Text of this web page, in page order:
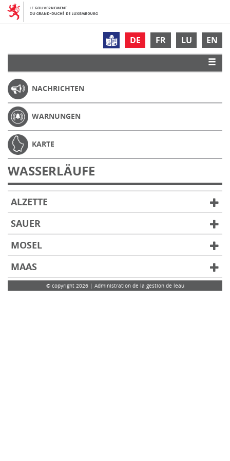
DE FR LU EN
NACHRICHTEN
WARNUNGEN
KARTE
WASSERLÄUFE
ALZETTE
SAUER
MOSEL
MAAS
© copyright 2026 | Administration de la gestion de leau